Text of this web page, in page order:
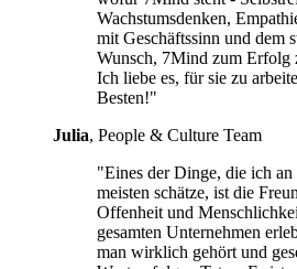
Wachstumsdenken,
mit Geschäftssinn und dem
Wunsch, 7Mind zum Erfolg
Ich liebe es, für sie zu
Besten!"
Julia, People & Culture Team
"Eines der Dinge, die ich
meisten schätze, ist die
Offenheit und
gesamten Unternehmen
man wirklich gehört und